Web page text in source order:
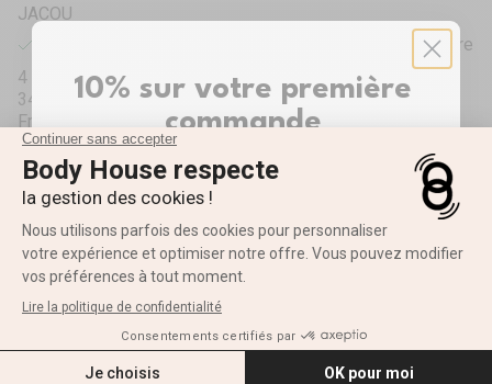
JACOU
Récupération disponible, Habituellement prête en 1 heure
4 Rue Louis Bréguet
34830 Jacou
France
+33448190297
Récupération disponible, Habituellement prête en 1 heure
ZAC des Ormeaux
17690 Angoulins
+33586107040
10% sur votre première
commande
Inscrivez-vous pour recevoir votre réduction ✨
Prénom
E-mail
RECEVOIR MES 10%